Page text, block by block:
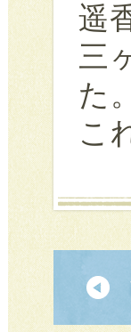
遥
三
た。
こ